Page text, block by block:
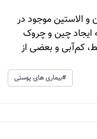
و الاستین موجود در
چین و چروک
کم‌آبی و بعضی از
#بیماری های پوستی